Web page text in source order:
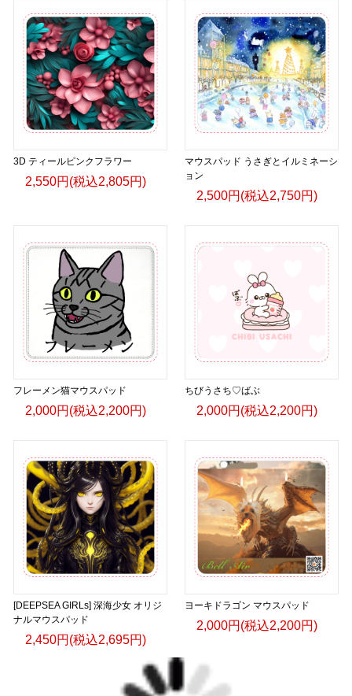
3D ティールピンクフラワー
2,550円(税込2,805円)
マウスパッド うさぎとイルミネーシ
ョン
2,500円(税込2,750円)
フレーメン猫マウスパッド
2,000円(税込2,200円)
ちびうさち♡ばぶ
2,000円(税込2,200円)
[DEEPSEA GIRLs] 深海少女 オリジ
ナルマウスパッド
2,450円(税込2,695円)
ヨーキドラゴン マウスパッド
2,000円(税込2,200円)